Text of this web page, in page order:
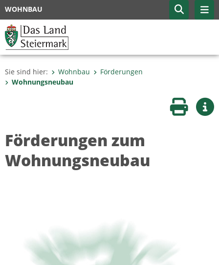
WOHNBAU
Sie sind hier: Wohnbau
Förderungen
Wohnungsneubau
Seite
Förderungen zum
Wohnungsneubau